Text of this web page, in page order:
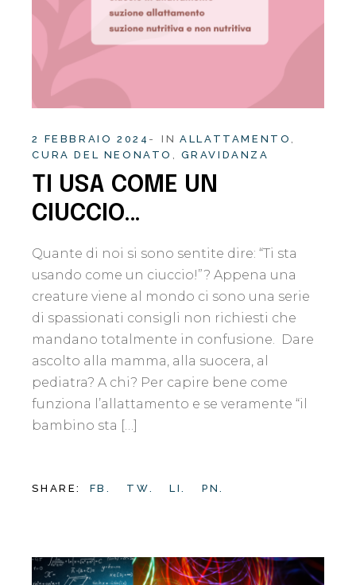
2 FEBBRAIO 2024 IN ALLATTAMENTO
CURA DEL NEONATO
GRAVIDANZA
TI USA COME UN
CIUCCIO…
Quante di noi si sono sentite dire: “Ti sta
usando come un ciuccio!”? Appena una
creature viene al mondo ci sono una serie
di spassionati consigli non richiesti che
mandano totalmente in confusione. Dare
ascolto alla mamma, alla suocera, al
pediatra? A chi? Per capire bene come
funziona l’allattamento e se veramente “il
bambino sta […]
SHARE: FB. TW. LI. PN.